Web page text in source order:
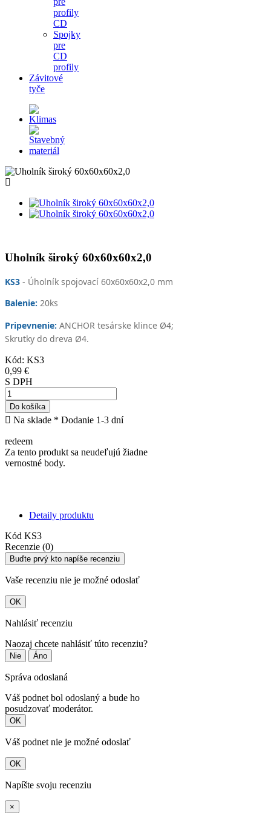
profily
CD
Spojky
pre
CD
profily
Závitové
tyče
Uholník široký 60x60x60x2,0
KS3 - Úholník spojovací 60x60x60x2,0 mm
Balenie: 20ks
Pripevnenie: ANCHOR tesárske klince Ø4;
Skrutky do dreva Ø4.
Kód: KS3
0,99 €
S DPH
Do košíka
 Na sklade * Dodanie 1-3 dní
redeem
Za tento produkt sa neudeľujú žiadne
vernostné body.
Detaily produktu
Kód KS3
Recenzie (0)
Buďte prvý kto napíše recenziu
Vaše recenziu nie je možné odoslať
OK
Nahlásiť recenziu
Naozaj chcete nahlásiť túto recenziu?
Nie Áno
Správa odoslaná
Váš podnet bol odoslaný a bude ho
posudzovať moderátor.
OK
Váš podnet nie je možné odoslať
OK
Napíšte svoju recenziu
×